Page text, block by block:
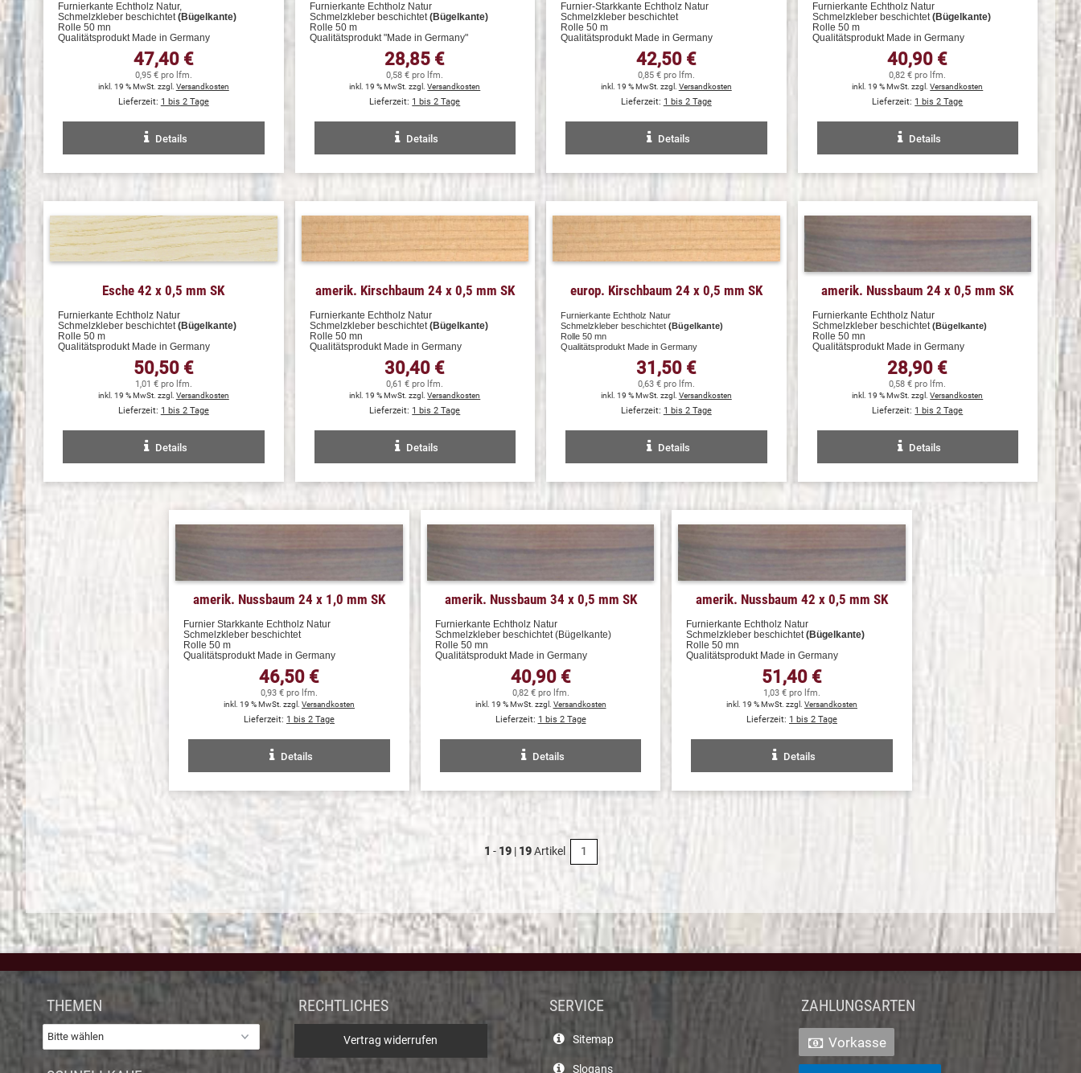
Furnierkante Echtholz Natur,
Schmelzkleber beschichtet(Bügelkante)
Rolle 50 mn
Qualitätsprodukt Made in Germany
47,40 €
0,95 € pro lfm.
inkl. 19 % MwSt. zzgl. Versandkosten
Lieferzeit: 1 bis 2 Tage
Details
Furnierkante Echtholz Natur
Schmelzkleber beschichtet(Bügelkante)
Rolle 50 m
Qualitätsprodukt "Made in Germany"
28,85 €
0,58 € pro lfm.
inkl. 19 % MwSt. zzgl.Versandkosten
Lieferzeit: 1 bis 2 Tage
Details
Furnier-Starkkante Echtholz Natur
Schmelzkleber beschichtet
Rolle 50 m
Qualitätsprodukt Made in Germany
42,50 €
0,85 € pro lfm.
inkl. 19 % MwSt. zzgl. Versandkosten
Lieferzeit: 1 bis 2 Tage
Details
Furnierkante Echtholz Natur
Schmelzkleber beschichtet(Bügelkante)
Rolle 50 m
Qualitätsprodukt Made in Germany
40,90 €
0,82 € pro lfm.
inkl. 19 % MwSt. zzgl.Versandkosten
Lieferzeit: 1 bis 2 Tage
Details
Esche 42 x 0,5 mm SK
Furnierkante Echtholz Natur
Schmelzkleber beschichtet(Bügelkante)
Rolle 50 m
Qualitätsprodukt Made in Germany
50,50 €
1,01 € pro lfm.
inkl. 19 % MwSt. zzgl. Versandkosten
Lieferzeit: 1 bis 2 Tage
Details
amerik. Kirschbaum 24 x 0,5 mm SK
Furnierkante Echtholz Natur
Schmelzkleber beschichtet(Bügelkante)
Rolle 50 mn
Qualitätsprodukt Made in Germany
30,40 €
0,61 € pro lfm.
inkl. 19 % MwSt. zzgl.Versandkosten
Lieferzeit: 1 bis 2 Tage
Details
europ. Kirschbaum 24 x 0,5 mm SK
Furnierkante Echtholz Natur
Schmelzkleber beschichtet (Bügelkante)
Rolle 50 mn
Qualitätsprodukt Made in Germany
31,50 €
0,63 € pro lfm.
inkl. 19 % MwSt. zzgl. Versandkosten
Lieferzeit: 1 bis 2 Tage
Details
amerik. Nussbaum 24 x 0,5 mm SK
Furnierkante Echtholz Natur
Schmelzkleber beschichtet(Bügelkante)
Rolle 50 mn
Qualitätsprodukt Made in Germany
28,90 €
0,58 € pro lfm.
inkl. 19 % MwSt. zzgl.Versandkosten
Lieferzeit: 1 bis 2 Tage
Details
amerik. Nussbaum 24 x 1,0 mm SK
Furnier Starkkante Echtholz Natur
Schmelzkleber beschichtet
Rolle 50 m
Qualitätsprodukt Made in Germany
46,50 €
0,93 € pro lfm.
inkl. 19 % MwSt. zzgl. Versandkosten
Lieferzeit: 1 bis 2 Tage
Details
amerik. Nussbaum 34 x 0,5 mm SK
Furnierkante Echtholz Natur
Schmelzkleber beschichtet (Bügelkante)
Rolle 50 mn
Qualitätsprodukt Made in Germany
40,90 €
0,82 € pro lfm.
inkl. 19 % MwSt. zzgl. Versandkosten
Lieferzeit: 1 bis 2 Tage
Details
amerik. Nussbaum 42 x 0,5 mm SK
Furnierkante Echtholz Natur
Schmelzkleber beschichtet(Bügelkante)
Rolle 50 mn
Qualitätsprodukt Made in Germany
51,40 €
1,03 € pro lfm.
inkl. 19 % MwSt. zzgl. Versandkosten
Lieferzeit: 1 bis 2 Tage
Details
1 - 19| 19Artikel 1
THEMEN RECHTLICHES
Vertrag widerrufen
SERVICE
Sitemap
Slogans
ZAHLUNGSARTEN
Vorkasse